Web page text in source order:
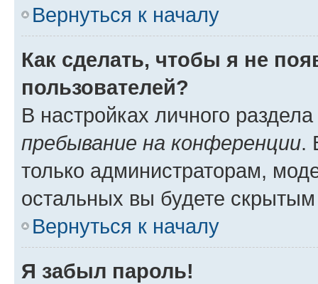
Вернуться к началу
Как сделать, чтобы я не
пользователей?
В настройках личного
пребывание на конференции.
только администраторам,
остальных вы будете
Вернуться к началу
Я забыл пароль!